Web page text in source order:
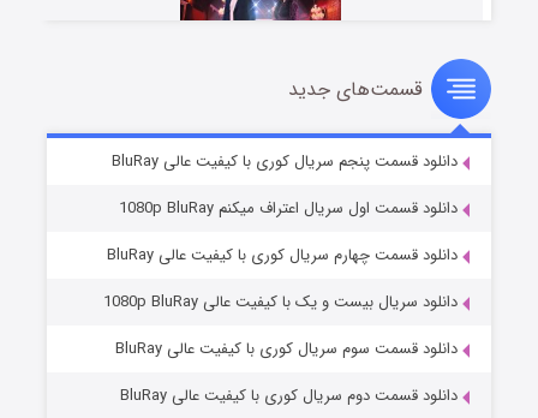
سریال زشت
قسمت۲ (زیرنویس) منتشر شد
مردگان متحرک: شهر مرده ۳
قسمت‌های جدید
دانلود قسمت پنجم سریال کوری با کیفیت عالی BluRay
دانلود قسمت اول سریال اعتراف میکنم 1080p BluRay
دانلود قسمت چهارم سریال کوری با کیفیت عالی BluRay
دانلود سریال بیست و یک با کیفیت عالی 1080p BluRay
دانلود قسمت سوم سریال کوری با کیفیت عالی BluRay
دانلود قسمت دوم سریال کوری با کیفیت عالی BluRay